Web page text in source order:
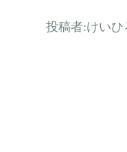
投稿者:けいひ